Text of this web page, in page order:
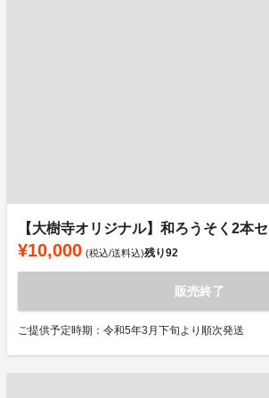
【大樹寺オリジナル】和ろうそく2本
¥10,000 (税込/送料込)残り92
販売終了
ご提供予定時期：令和5年3月下旬より順次発送